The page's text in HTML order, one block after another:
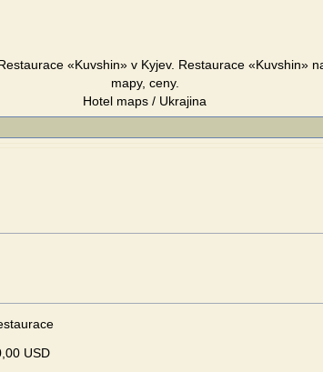
«Kuvshin» v Kyjev. Restaurace «Kuvshin»
mapy, ceny.
Hotel maps / Ukrajina
USD